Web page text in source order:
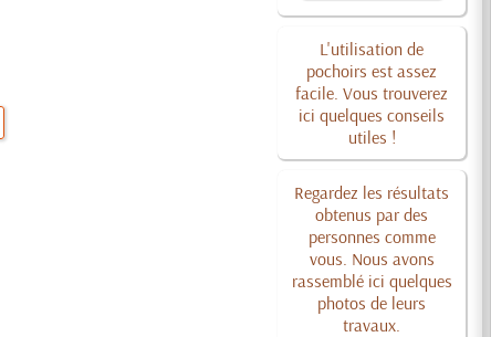
L'utilisation de
pochoirs est assez
facile. Vous trouverez
ici quelques conseils
utiles !
Regardez les résultats
obtenus par des
personnes comme
vous. Nous avons
rassemblé ici quelques
photos de leurs
travaux.